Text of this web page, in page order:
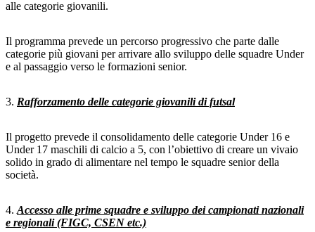
alle categorie giovanili.
Il programma prevede un percorso progressivo che parte dalle
categorie più giovani per arrivare allo sviluppo delle squadre Under
e al passaggio verso le formazioni senior.
3. Rafforzamento delle categorie giovanili di futsal
Il progetto prevede il consolidamento delle categorie Under 16 e
Under 17 maschili di calcio a 5, con l’obiettivo di creare un vivaio
solido in grado di alimentare nel tempo le squadre senior della
società.
4. Accesso alle prime squadre e sviluppo dei campionati nazionali
e regionali (FIGC, CSEN etc.)